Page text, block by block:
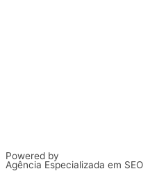
Powered by
Agência Especializada em SEO